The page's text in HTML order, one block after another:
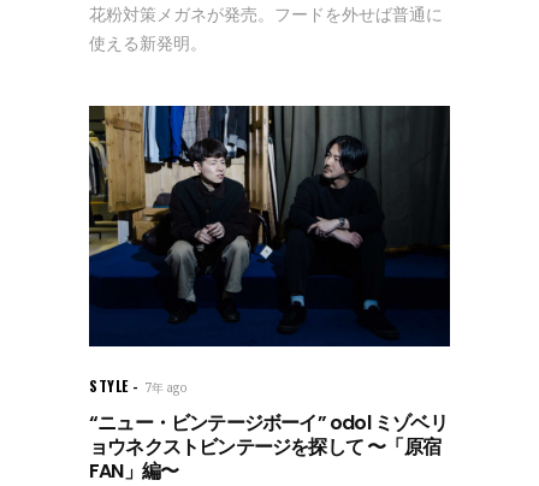
花粉対策メガネが発売。フードを外せば普通に
使える新発明。
STYLE 7年 ago
“ニュー・ビンテージボーイ” odol ミゾベリ
ョウネクストビンテージを探して 〜「原宿
FAN」編〜